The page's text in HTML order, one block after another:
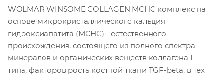
WOLMAR WINSOME COLLAGEN MCHC комплекс на
основе микрокристаллического кальция
гидроксиапатита (МСНС) - естественного
происхождения, состоящего из полного спектра
минералов и органических веществ коллагена I
типа, факторов роста костной ткани TGF-beta, в тех